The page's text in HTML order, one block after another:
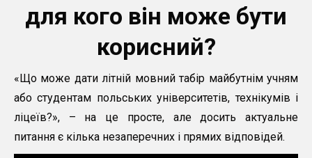
для кого він може бути
корисний?
«Що може дати літній мовний табір майбутнім учням
або студентам польських університетів, технікумів і
ліцеїв?», – на це просте, але досить актуальне
питання є кілька незаперечних і прямих відповідей.